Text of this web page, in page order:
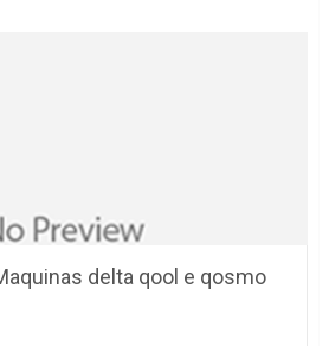
delta qool e qosmo